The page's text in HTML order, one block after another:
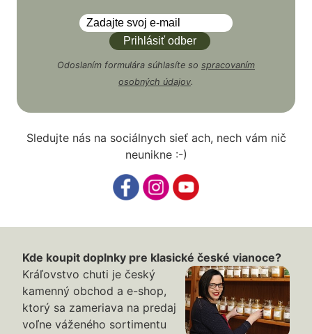
Odoslaním formulára súhlasíte so spracovaním
osobných údajov.
Sledujte nás na sociálnych sieť ach, nech vám nič
neunikne :-)
Kde koupit doplnky pre klasické české vianoce?
Kráľovstvo chuti je český
kamenný obchod a e-shop,
ktorý sa zameriava na predaj
voľne váženého sortimentu